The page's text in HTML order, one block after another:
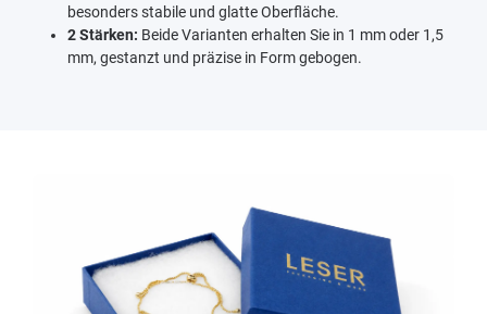
besonders stabile und glatte Oberfläche.
2 Stärken: Beide Varianten erhalten Sie in 1 mm oder 1,5
mm, gestanzt und präzise in Form gebogen.